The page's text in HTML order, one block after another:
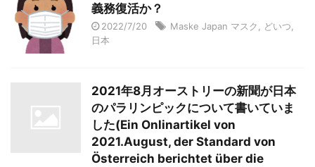
義務復活か？
2022/7/20 Maske Japan マスク どいつ
日本
2021年8月オーストリーの新聞が日本
のパラリンピックについて書いていま
した(Ein Onlinartikel von
2021.August, der Standard von
Österreich berichtet über die